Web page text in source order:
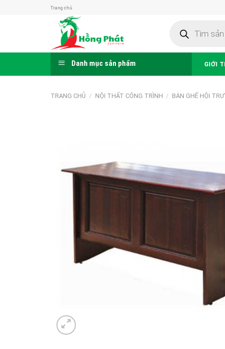
Trang chủ
kiếm
Danh mục sản phẩm GIỚI
TRANG CHỦ / NỘI THẤT CÔNG TRÌNH / BÀN GHẾ HỘI